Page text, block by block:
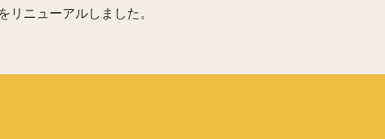
リニューアルしました。